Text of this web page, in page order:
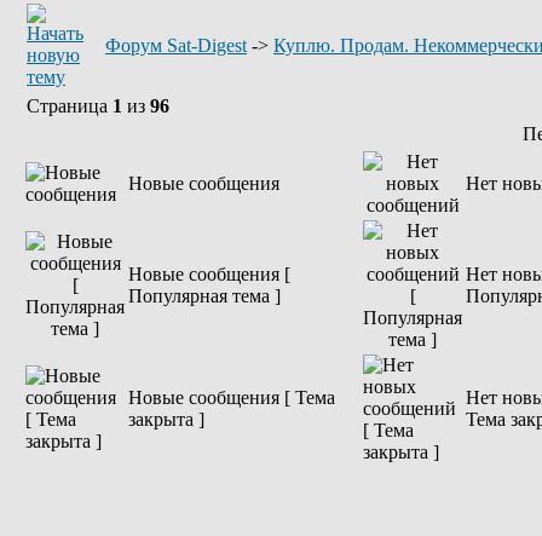
Форум Sat-Digest -> Куплю. Продам.
Страница 1 из 96
Новые сообщения Нет
Новые сообщения [
Популярная тема ]
Нет
Новые сообщения [ Тема
закрыта ]
Нет
Тема